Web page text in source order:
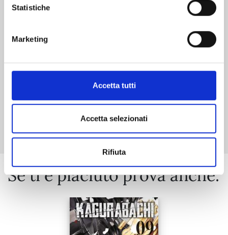
Statistiche
Marketing
Accetta tutti
Accetta selezionati
Rifiuta
Se ti è piaciuto prova anche: